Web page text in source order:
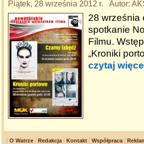
Piątek, 28 września 2012 r. Autor:
28 września
spotkanie
Filmu.
„Kroniki
czytaj
O Watrze Redakcja Kontakt Współpraca